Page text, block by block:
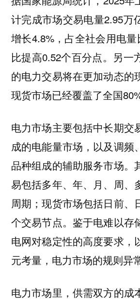
计完成市场交易电量2.95万
增长4.8%，占全社会用电量
比提高0.52个百分点。另一
的电力交易将在更加动态的
现货市场已经覆盖了全国
电力市场主要包括中长期交
成的电能量市场，以及调频
品种组成的辅助服务市场。
易包括多年、年、月、周、
周期；现货市场包括日前、
个交易节点。鉴于电难以存
电网对稳定性的高度要求，
元考量，电力市场的规则异
电力市场里，供需双方的成